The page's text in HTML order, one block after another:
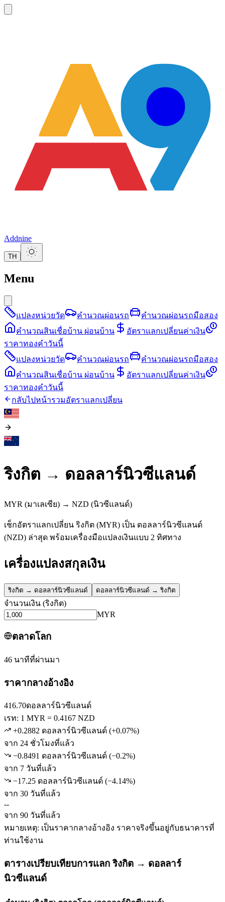
Addnine
TH
Menu
แปลงหน่วยวัด คำนวณผ่อนรถ
คำนวณผ่อนรถมือสอง
คำนวณสินเชื่อบ้าน ผ่อนบ้าน
อัตราแลกเปลี่ยนค่าเงิน
ราคาทองคำวันนี้
แปลงหน่วยวัด
คำนวณผ่อนรถ
คำนวณผ่อนรถมือสอง
คำนวณสินเชื่อบ้าน ผ่อนบ้าน
อัตราแลกเปลี่ยนค่าเงิน
ราคาทองคำวันนี้
กลับไปหน้ารวมอัตราแลกเปลี่ยน
ริงกิต → ดอลลาร์นิวซีแลนด์
MYR (มาเลเซีย) → NZD (นิวซีแลนด์)
เช็กอัตราแลกเปลี่ยน ริงกิต (MYR) เป็น ดอลลาร์นิวซีแลนด์
(NZD) ล่าสุด พร้อมเครื่องมือแปลงเงินแบบ 2 ทิศทาง
เครื่องแปลงสกุลเงิน
ริงกิต → ดอลลาร์นิวซีแลนด์ ดอลลาร์นิวซีแลนด์ → ริงกิต
จำนวนเงิน (ริงกิต)
MYR
ตลาดโลก
46 นาทีที่ผ่านมา
ราคากลางอ้างอิง
416.70ดอลลาร์นิวซีแลนด์
เรท: 1 MYR = 0.4167 NZD
+0.2882 ดอลลาร์นิวซีแลนด์ (+0.07%)
จาก 24 ชั่วโมงที่แล้ว
−0.8491 ดอลลาร์นิวซีแลนด์ (−0.2%)
จาก 7 วันที่แล้ว
−17.25 ดอลลาร์นิวซีแลนด์ (−4.14%)
จาก 30 วันที่แล้ว
--
จาก 90 วันที่แล้ว
หมายเหตุ: เป็นราคากลางอ้างอิง ราคาจริงขึ้นอยู่กับธนาคารที่
ท่านใช้งาน
ตารางเปรียบเทียบการแลก ริงกิต → ดอลลาร์
นิวซีแลนด์